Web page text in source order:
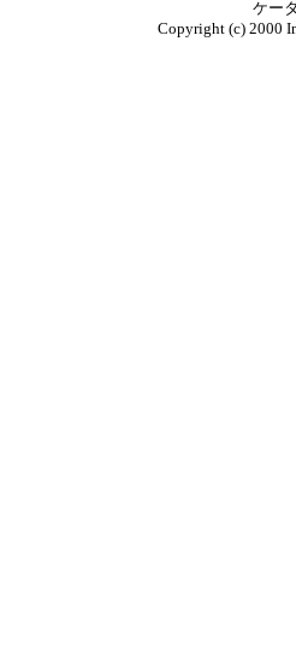
ケー
Copyright (c) 2000